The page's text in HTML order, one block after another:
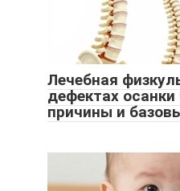
Лечебная
дефектах
причины и